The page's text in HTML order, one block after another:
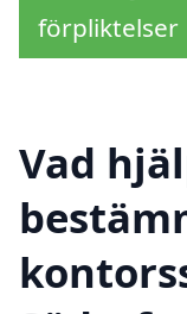
förpliktelser
Vad